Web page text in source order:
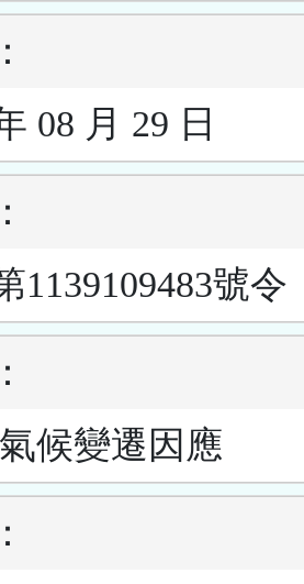
08 月 29 日
1139109483號令
候變遷因應